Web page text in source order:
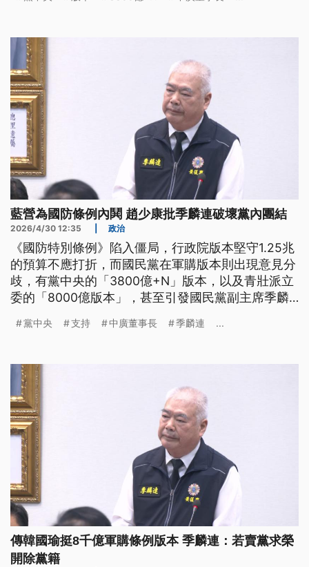
美方應該趕快在川習會前公布第2波軍購。行政院長
藍營為國防條例內鬨 趙少康批季麟連破壞黨內團結
2026/4/30 12:35 政治
《國防特別條例》陷入僵局，行政院版本堅守1.25兆
的預算不應打折，而國民黨在軍購版本則出現意見分
歧，有黨中央的「3800億+N」版本，以及青壯派立
委的「8000億版本」，甚至引發國民黨副主席季麟
籍，但這番言論則引發部份藍營立委不滿，要求季麟
情誼不易被分化，外界不需要擴大解讀，並且強調國
民黨可充分討論軍購案，但是絕對不接受1.25兆天文
數字。
黨中央 支持 中廣董事長 季麟連 ...
傳韓國瑜挺8千億軍購條例版本 季麟連：若賣黨求榮
開除黨籍